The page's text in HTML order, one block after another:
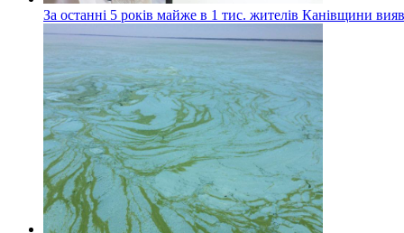
За останні 5 років майже в 1 тис. жителів Канівщини